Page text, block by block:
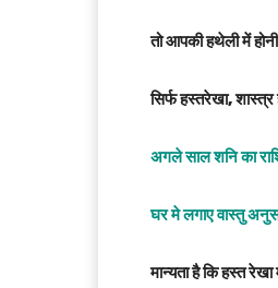
तो आपकी हथेली में
सिर्फ हस्तरेखा, शास्त्र
अगले साल शनि का
घर मे लगाए वास्तु
मान्यता है कि हस्त